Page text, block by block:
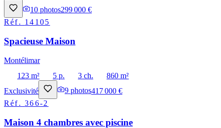
10 photos299 000 €
Réf. 14105
Spacieuse Maison
Montélimar
123 m²
5 p. 3 ch.
860 m²
Exclusivité
9 photos417 000 €
Réf.366-2
Maison 4 chambres avec piscine